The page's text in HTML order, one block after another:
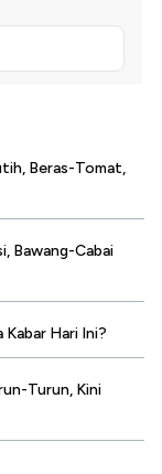
Beras-Tomat,
Bawang-Cabai
Kabar Hari Ini?
Turun, Kini